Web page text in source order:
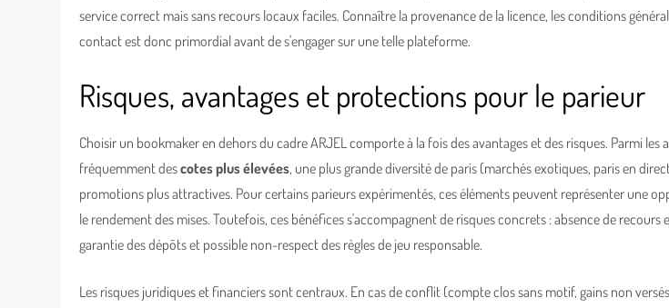
service correct mais sans recours locaux faciles. Connaître la provenance de la licence, les conditions
contact est donc primordial avant de s'engager sur une telle plateforme.
Risques, avantages et protections pour le parieur
Choisir un bookmaker en dehors du cadre ARJEL comporte à la fois des avantages et des risques. Parmi les
fréquemment descotes plus élevées, une plus grande diversité de paris (marchés exotiques, paris en
promotions plus attractives. Pour certains parieurs expérimentés, ces éléments peuvent représenter une
le rendement des mises. Toutefois, ces bénéfices s'accompagnent de risques concrets : absence de recours
garantie des dépôts et possible non-respect des règles de jeu responsable.
Les risques juridiques et financiers sont centraux. En cas de conflit (compte clos sans motif, gains non